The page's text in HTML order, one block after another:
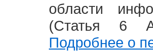
области
(Статья 6
Подробнее о